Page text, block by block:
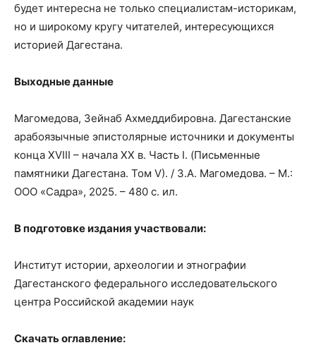
будет интересна не только специалистам-историкам,
но и широкому кругу читателей, интересующихся
историей Дагестана.
Выходные данные
Магомедова, Зейнаб Ахмеддибировна. Дагестанские
арабоязычные эпистолярные источники и документы
конца XVIII – начала ХХ в. Часть I. (Письменные
памятники Дагестана. Том V). / З.А. Магомедова. – М.:
ООО «Садра», 2025. – 480 с. ил.
В подготовке издания участвовали:
Институт истории, археологии и этнографии
Дагестанского федерального исследовательского
центра Российской академии наук
Скачать оглавление: